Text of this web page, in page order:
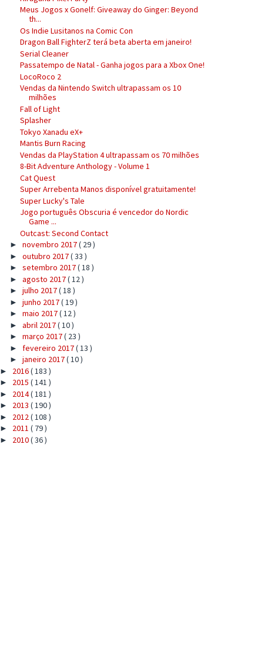
Meus Jogos x Gonelf: Giveaway do Ginger: Beyond
th...
Os Indie Lusitanos na Comic Con
Dragon Ball FighterZ terá beta aberta em janeiro!
Serial Cleaner
Passatempo de Natal - Ganha jogos para a Xbox One!
LocoRoco 2
Vendas da Nintendo Switch ultrapassam os 10
milhões
Fall of Light
Splasher
Tokyo Xanadu eX+
Mantis Burn Racing
Vendas da PlayStation 4 ultrapassam os 70 milhões
8-Bit Adventure Anthology - Volume 1
Cat Quest
Super Arrebenta Manos disponível gratuitamente!
Super Lucky's Tale
Jogo português Obscuria é vencedor do Nordic
Game ...
Outcast: Second Contact
► novembro 2017( 29 )
► outubro 2017( 33 )
► setembro 2017( 18 )
► agosto 2017( 12 )
► julho 2017( 18 )
► junho 2017( 19 )
► maio 2017( 12 )
► abril 2017( 10 )
► março 2017( 23 )
► fevereiro 2017( 13 )
► janeiro 2017( 10 )
► 2016( 183 )
► 2015 ( 141 )
► 2014( 181 )
► 2013 ( 190 )
► 2012 ( 108 )
► 2011 ( 79 )
► 2010( 36 )